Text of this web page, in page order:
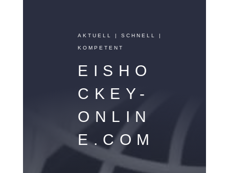
AKTUELL | SCHNELL |
KOMPETENT
EISHO
CKEY-
ONLIN
E.COM